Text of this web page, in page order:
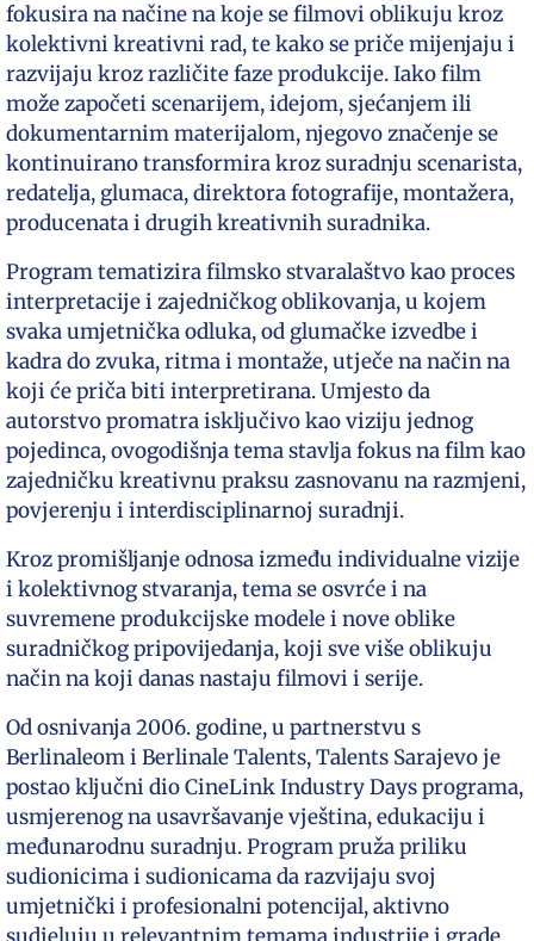
fokusira na načine na koje se filmovi oblikuju kroz
kolektivni kreativni rad, te kako se priče mijenjaju i
razvijaju kroz različite faze produkcije. Iako film
može započeti scenarijem, idejom, sjećanjem ili
dokumentarnim materijalom, njegovo značenje se
kontinuirano transformira kroz suradnju scenarista,
redatelja, glumaca, direktora fotografije, montažera,
producenata i drugih kreativnih suradnika.
Program tematizira filmsko stvaralaštvo kao proces
interpretacije i zajedničkog oblikovanja, u kojem
svaka umjetnička odluka, od glumačke izvedbe i
kadra do zvuka, ritma i montaže, utječe na način na
koji će priča biti interpretirana. Umjesto da
autorstvo promatra isključivo kao viziju jednog
pojedinca, ovogodišnja tema stavlja fokus na film kao
zajedničku kreativnu praksu zasnovanu na razmjeni,
povjerenju i interdisciplinarnoj suradnji.
Kroz promišljanje odnosa između individualne vizije
i kolektivnog stvaranja, tema se osvrće i na
suvremene produkcijske modele i nove oblike
suradničkog pripovijedanja, koji sve više oblikuju
način na koji danas nastaju filmovi i serije.
Od osnivanja 2006. godine, u partnerstvu s
Berlinaleom i Berlinale Talents, Talents Sarajevo je
postao ključni dio CineLink Industry Days programa,
usmjerenog na usavršavanje vještina, edukaciju i
međunarodnu suradnju. Program pruža priliku
sudionicima i sudionicama da razvijaju svoj
umjetnički i profesionalni potencijal, aktivno